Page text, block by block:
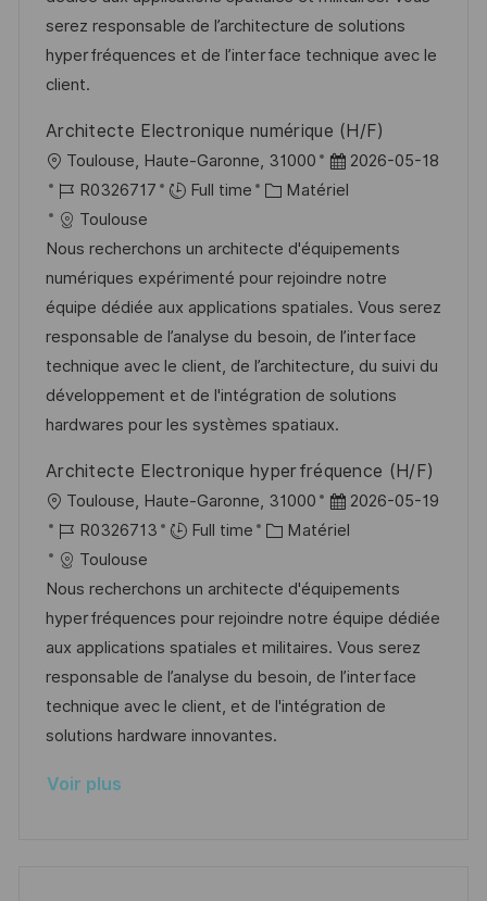
s
a
t
o
n
a
f
c
h
a
e
e
n
c
d
u
p
o
s
t
e
o
r
serez responsable de l’architecture de solutions
hyperfréquences et de l’interface technique avec le
client.
Architecte Electronique numérique (H/F)
o
c
a
l
i
s
a
t
i
n
Toulouse, Haute-Garonne, 31000
D
a
e
d
’
a
f
f
i
h
a
g
2026-05-18
R
é
f
é
r
e
n
c
e
u
p
o
s
t
e
R0326717 Full time
C
t
é
g
o
r
i
e
Matériel
Toulouse
Nous recherchons un architecte d'équipements
numériques expérimenté pour rejoindre notre
équipe dédiée aux applications spatiales. Vous serez
responsable de l’analyse du besoin, de l’interface
technique avec le client, de l’architecture, du suivi du
développement et de l'intégration de solutions
hardwares pour les systèmes spatiaux.
Architecte Electronique hyperfréquence (H/F)
o
c
a
l
i
s
a
t
o
Toulouse, Haute-Garonne, 31000
D
a
e
d
a
f
2026-05-19
R
é
f
é
r
e
n
c
d
R0326713 Full time
C
t
é
g
o
r
i
Matériel
Toulouse
Nous recherchons un architecte d'équipements
hyperfréquences pour rejoindre notre équipe dédiée
aux applications spatiales et militaires. Vous serez
responsable de l’analyse du besoin, de l’interface
technique avec le client, et de l'intégration de
solutions hardware innovantes.
Voir plus